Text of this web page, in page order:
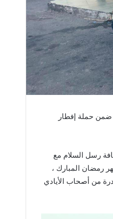
بلدة سنابس ضمن حملة إفطار
فيها أكثر من ١٦ كشاف من أبناء كشافة رسل السلام مع
رمضان المبارك ،
من أصحاب الأيادي